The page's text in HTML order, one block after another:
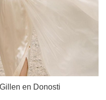
en Donosti